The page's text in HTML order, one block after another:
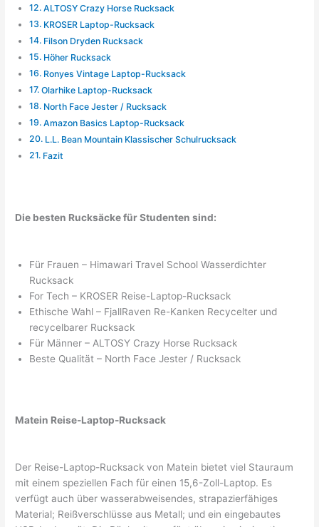
ALTOSY Crazy Horse Rucksack
KROSER Laptop-Rucksack
Filson Dryden Rucksack
Höher Rucksack
Ronyes Vintage Laptop-Rucksack
Olarhike Laptop-Rucksack
North Face Jester / Rucksack
Amazon Basics Laptop-Rucksack
L.L. Bean Mountain Klassischer Schulrucksack
Fazit
Die besten Rucksäcke für Studenten sind:
Für Frauen – Himawari Travel School Wasserdichter
Rucksack
For Tech – KROSER Reise-Laptop-Rucksack
Ethische Wahl – FjallRaven Re-Kanken Recycelter und
recycelbarer Rucksack
Für Männer – ALTOSY Crazy Horse Rucksack
Beste Qualität – North Face Jester / Rucksack
Matein Reise-Laptop-Rucksack
Der Reise-Laptop-Rucksack von Matein bietet viel Stauraum
mit einem speziellen Fach für einen 15,6-Zoll-Laptop. Es
verfügt auch über wasserabweisendes, strapazierfähiges
Material; Reißverschlüsse aus Metall; und ein eingebautes